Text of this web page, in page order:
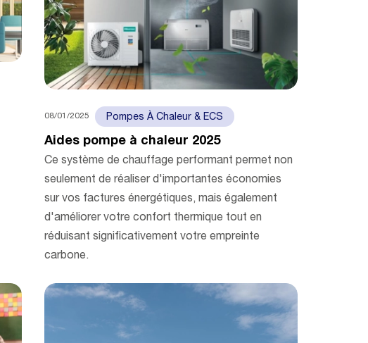
08/01/2025 Pompes À Chaleur & ECS
Aides pompe à chaleur 2025
Ce système de chauffage performant permet non
seulement de réaliser d'importantes économies
sur vos factures énergétiques, mais également
d'améliorer votre confort thermique tout en
réduisant significativement votre empreinte
carbone.